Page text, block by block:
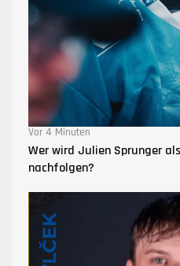
Vor 4 Minuten
Wer wird Julien Sprunger
nachfolgen?